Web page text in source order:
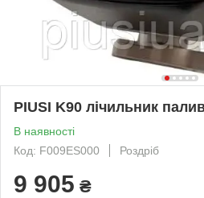
PIUSI K90 лічильник
В наявності
Код: F009ES000
Роздріб
9 905 ₴